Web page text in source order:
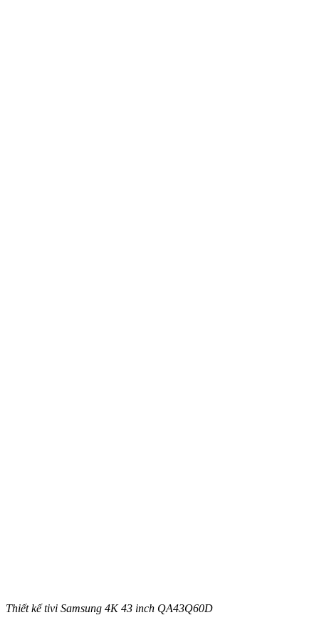
Thiết kế tivi Samsung 4K 43 inch QA43Q60D